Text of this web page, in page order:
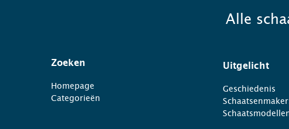
Alle
Zoeken
Homepage
Categorieën
Uitgelicht
Geschiedenis